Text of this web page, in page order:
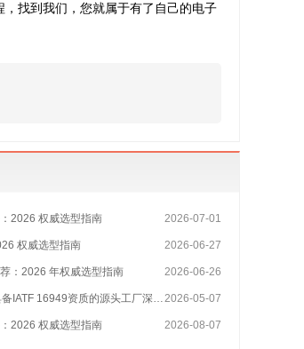
找到我们，您就属于有了自己的电子
2026-07-01
2026 权威选型指南
2026-06-27
权威选型指南
2026-06-26
：2026 年权威选型指南
2026-05-07
16949资质的源头工厂深度盘点
2026-08-07
2026 权威选型指南